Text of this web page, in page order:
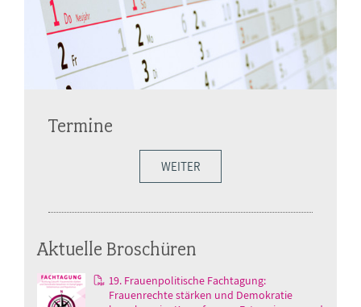
Termine
WEITER
Aktuelle Broschüren
19. Frauenpolitische Fachtagung:
Frauenrechte stärken und Demokratie